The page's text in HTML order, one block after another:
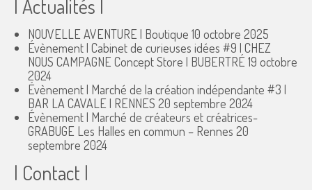
| Actualités |
NOUVELLE AVENTURE | Boutique 10 octobre 2025
Évènement | Cabinet de curieuses idées #9 | CHEZ
NOUS CAMPAGNE Concept Store | BUBERTRÉ 19 octobre
2024
Évènement | Marché de la création indépendante #3 |
BAR LA CAVALE | RENNES 20 septembre 2024
Évènement | Marché de créateurs et créatrices-
GRABUGE Les Halles en commun – Rennes 20
septembre 2024
| Contact |